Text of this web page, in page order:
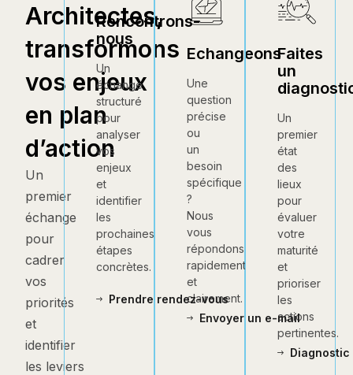
Architectes,
transformons
vos enjeux
en plan
d’action
Un
premier
échange
pour
cadrer
vos
priorités
et
identifier
les leviers
Rencontrons-
nous
Un
échange
structuré
pour
analyser
vos
enjeux
et
identifier
les
prochaines
étapes
concrètes.
Prendre rendez-vous
Echangeons
Une
question
précise
ou
un
besoin
spécifique
?
Nous
vous
répondons
rapidement
et
clairement.
Envoyer un e-mail
Faites
un
Un
premier
état
des
lieux
pour
évaluer
votre
maturité
et
prioriser
les
actions
pertinentes.